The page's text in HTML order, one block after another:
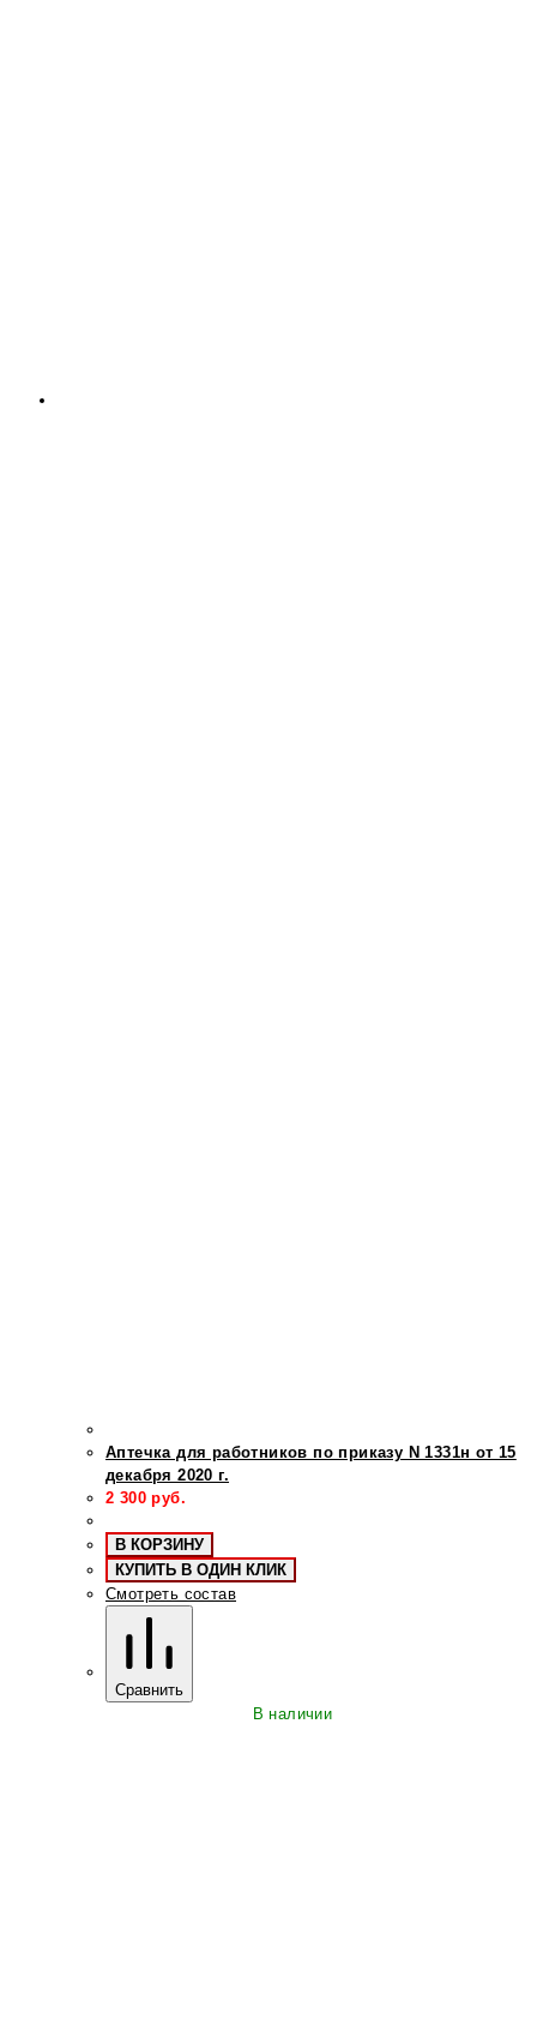
Аптечка для работников по приказу N 1331н от 15
декабря 2020 г.
2 300 руб.
В КОРЗИНУ
КУПИТЬ В ОДИН КЛИК
Смотреть состав
Сравнить
В наличии